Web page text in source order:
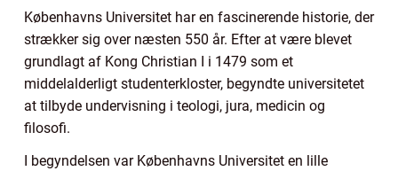
Københavns Universitet har en fascinerende historie, der
strækker sig over næsten 550 år. Efter at være blevet
grundlagt af Kong Christian I i 1479 som et
middelalderligt studenterkloster, begyndte universitetet
at tilbyde undervisning i teologi, jura, medicin og
filosofi.
I begyndelsen var Københavns Universitet en lille